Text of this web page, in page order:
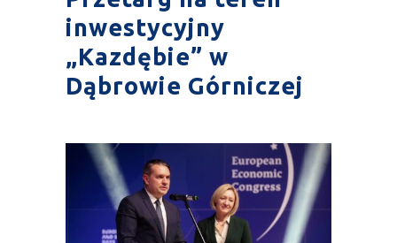
inwestycyjny
„Kazdębie” w
Dąbrowie Górniczej